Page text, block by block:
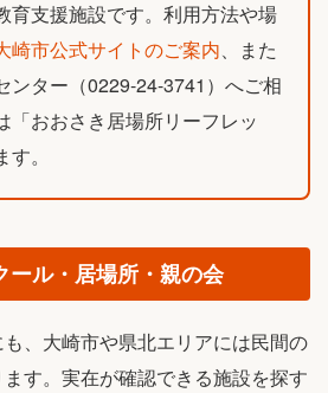
育支援施設です。利用方法や場
崎市公式サイトのご案内、また
ンター（0229-24-3741）へご相
「おおさき居場所リーフレッ
。
ール・居場所・親の会
、大崎市や県北エリアには民間の
す。実在が確認できる施設を探す